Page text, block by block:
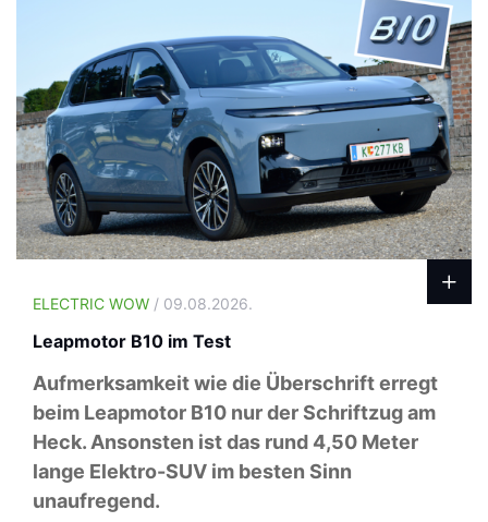
ELECTRIC WOW / 09.08.2026.
Leapmotor B10 im Test
Aufmerksamkeit wie die Überschrift erregt
beim Leapmotor B10 nur der Schriftzug am
Heck. Ansonsten ist das rund 4,50 Meter
lange Elektro-SUV im besten Sinn
unaufregend.